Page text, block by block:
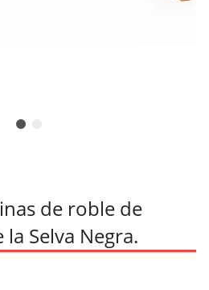
de roble de
Selva Negra.